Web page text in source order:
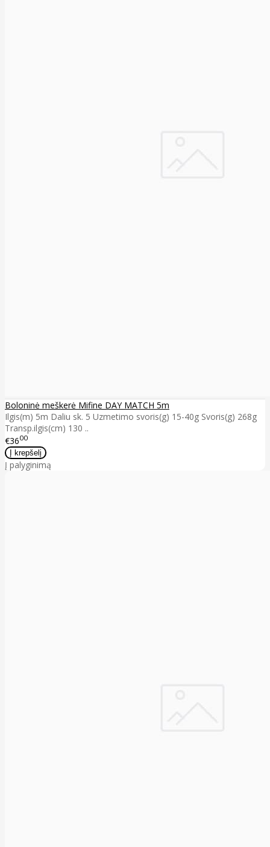
Boloninė meškerė Mifine DAY MATCH 5m
Ilgis(m) 5m Daliu sk. 5 Uzmetimo svoris(g) 15-40g Svoris(g) 268g
Transp.ilgis(cm) 130 ..
€3600
Į palyginimą